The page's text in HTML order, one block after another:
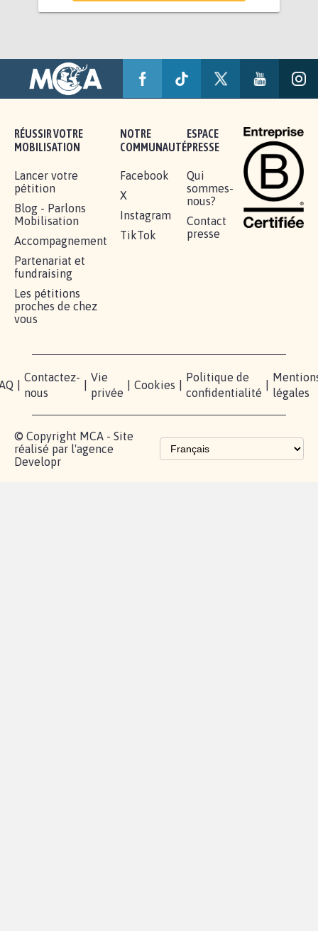
RÉUSSIR VOTRE
MOBILISATION
Lancer votre
pétition
Blog - Parlons
Mobilisation
Accompagnement
Partenariat et
fundraising
Les pétitions
proches de chez
vous
NOTRE
COMMUNAUTÉ
Facebook
X
Instagram
TikTok
ESPACE
PRESSE
Qui
sommes-
nous?
Contact
presse
Contactez-
nous
Vie
privée
Cookies
Politique de
confidentialité
légales
© Copyright MCA - Site
réalisé par l'agence
Developr